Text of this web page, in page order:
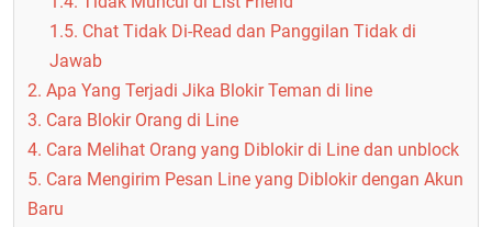
1.5. Chat Tidak Di-Read dan Panggilan Tidak di
Jawab
2. Apa Yang Terjadi Jika Blokir Teman di line
3. Cara Blokir Orang di Line
4. Cara Melihat Orang yang Diblokir di Line dan unblock
5. Cara Mengirim Pesan Line yang Diblokir dengan Akun
Baru